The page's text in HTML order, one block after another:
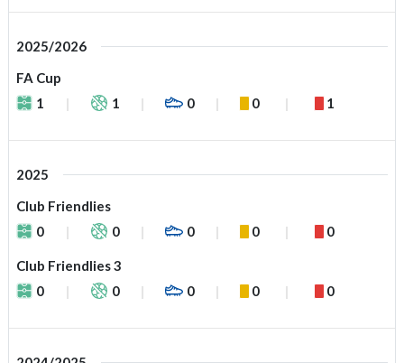
2025/2026
FA Cup
1
1 0 0 1
2025
Club Friendlies
0
0 0 0 0
Club Friendlies 3
0
0 0 0 0